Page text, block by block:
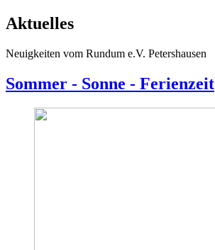
Aktuelles
Neuigkeiten vom Rundum e.V. Petershausen
Sommer - Sonne - Ferienzeit